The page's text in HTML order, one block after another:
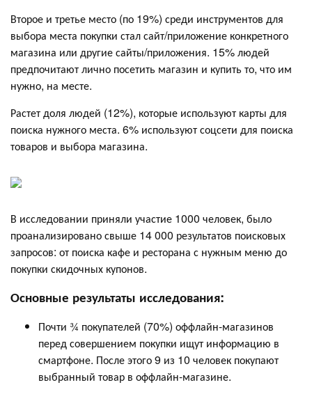
Второе и третье место (по 19%) среди инструментов для
выбора места покупки стал сайт/приложение конкретного
магазина или другие сайты/приложения. 15% людей
предпочитают лично посетить магазин и купить то, что им
нужно, на месте.
Растет доля людей (12%), которые используют карты для
поиска нужного места. 6% используют соцсети для поиска
товаров и выбора магазина.
В исследовании приняли участие 1000 человек, было
проанализировано свыше 14 000 результатов поисковых
запросов: от поиска кафе и ресторана с нужным меню до
покупки скидочных купонов.
Основные результаты исследования:
Почти ¾ покупателей (70%) оффлайн-магазинов
перед совершением покупки ищут информацию в
смартфоне. После этого 9 из 10 человек покупают
выбранный товар в оффлайн-магазине.